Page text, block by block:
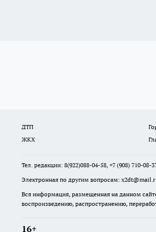
ДТП
ЖКХ
Тел. редакции: 8(922)088-04-58, +7 (908) 710-
Электронная по другим вопросам:
Вся информация, размещенная на данном
воспроизведению, распространению,
16+